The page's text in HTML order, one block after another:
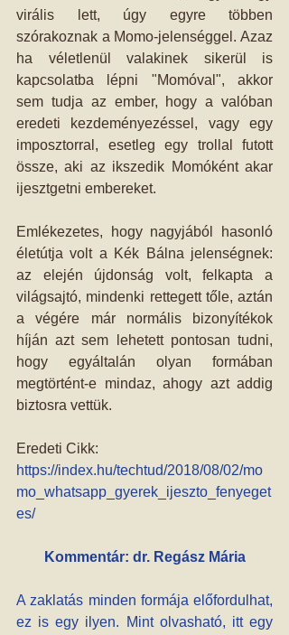
virális lett, úgy egyre többen
szórakoznak a Momo-jelenséggel. Azaz
ha véletlenül valakinek sikerül is
kapcsolatba lépni "Momóval", akkor
sem tudja az ember, hogy a valóban
eredeti kezdeményezéssel, vagy egy
imposztorral, esetleg egy trollal futott
össze, aki az ikszedik Momóként akar
ijesztgetni embereket.
Emlékezetes, hogy nagyjából hasonló
életútja volt a Kék Bálna jelenségnek:
az elején újdonság volt, felkapta a
világsajtó, mindenki rettegett tőle, aztán
a végére már normális bizonyítékok
híján azt sem lehetett pontosan tudni,
hogy egyáltalán olyan formában
megtörtént-e mindaz, ahogy azt addig
biztosra vettük.
Eredeti Cikk:
https://index.hu/techtud/2018/08/02/mo
mo_whatsapp_gyerek_ijeszto_fenyeget
es/
Kommentár: dr. Regász Mária
A zaklatás minden formája előfordulhat,
ez is egy ilyen. Mint olvasható, itt egy